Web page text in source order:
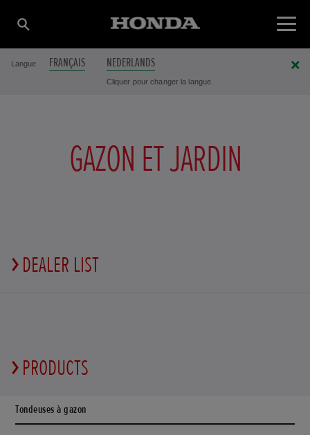
Langue FRANÇAIS NEDERLANDS
Cliquer pour changer la langue.
GAZON ET JARDIN
DEALER LIST
PRODUCTS
Tondeuses à gazon